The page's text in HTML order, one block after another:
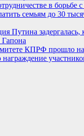
в борьбе
Гапона